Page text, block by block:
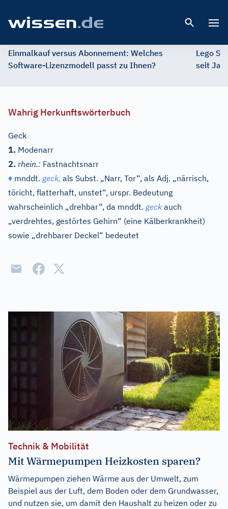
Einmalkauf versus Abonnement: Welches
Software-Lizenzmodell passt zu Ihnen?
Lego
seit
Wahrig Herkunftswörterbuch
Geck
1. Modenarr
2. rhein.: Fastnachtsnarr
♦ mnddt. geck, als Subst. „Narr, Tor“, als Adj. „närrisch,
töricht, flatterhaft, unstet“, urspr. Bedeutung
wahrscheinlich „drehbar“, da mnddt. geck auch
„verdrehtes, gestörtes Gehirn“ (eine Kälberkrankheit)
sowie „drehbarer Deckel“ bedeutet
Technik & Mobilität
Mit Wärmepumpen Heizkosten sparen?
Wärmepumpen ziehen Wärme aus der Umwelt, zum
Beispiel aus der Luft, dem Boden oder dem Grundwasser,
und nutzen sie, um damit den Haushalt zu heizen oder zu